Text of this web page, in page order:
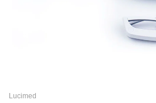
Lucimed